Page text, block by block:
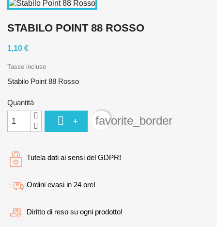
STABILO POINT 88 ROSSO
1,10 €
Tasse incluse
Stabilo Point 88 Rosso
Quantità
 + favorite_border
Tutela dati ai sensi del GDPR!
Ordini evasi in 24 ore!
Diritto di reso su ogni prodotto!